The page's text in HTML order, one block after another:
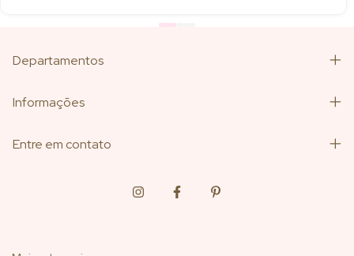
Departamentos
Informações
Entre em contato